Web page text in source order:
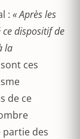
: « Après les
dispositif de
la
ces
de ce
partie des